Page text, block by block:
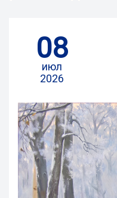
08
июл
2026